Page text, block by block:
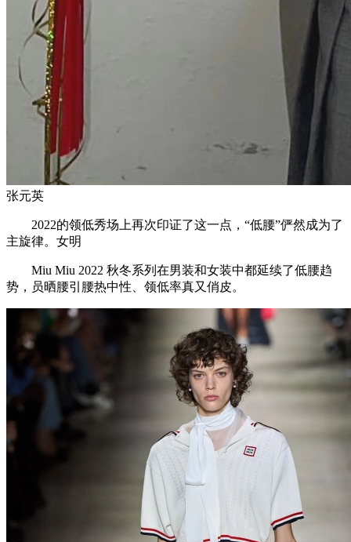
张元英
2022的领低秀场上再次印证了这一点，“低腰”俨然成为了
主旋律。女明
Miu Miu 2022 秋冬系列在男装和女装中都延续了低腰趋
势，员晒腰引腰热中性、领低率真又俏皮。